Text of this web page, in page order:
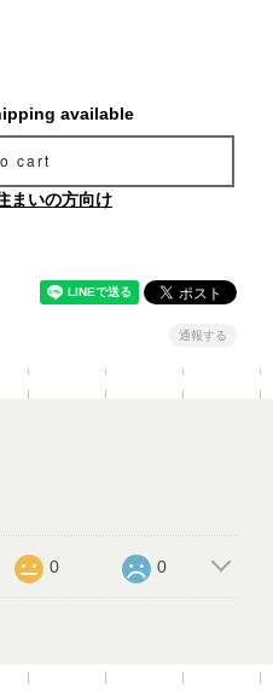
available
cart
まいの方向け
通報する
0 0